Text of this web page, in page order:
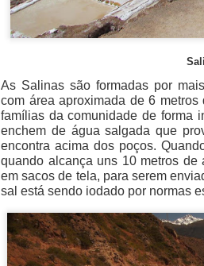
As Salinas são formadas por
com área aproximada de 6
famílias da comunidade de forma
enchem de água salgada que
encontra acima dos poços.
quando alcança uns 10 metros
em sacos de tela, para serem
sal está sendo iodado por normas